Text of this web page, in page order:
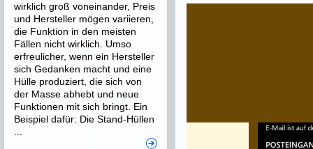
wirklich groß voneinander, Preis
und Hersteller mögen variieren,
die Funktion in den meisten
Fällen nicht wirklich. Umso
erfreulicher, wenn ein Hersteller
sich Gedanken macht und eine
Hülle produziert, die sich von
der Masse abhebt und neue
Funktionen mit sich bringt. Ein
Beispiel dafür: Die Stand-Hüllen